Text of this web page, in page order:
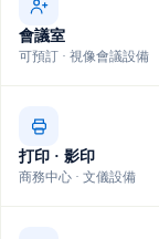
會議室
可預訂 · 視像會議設備
打印 · 影印
商務中心 · 文儀設備